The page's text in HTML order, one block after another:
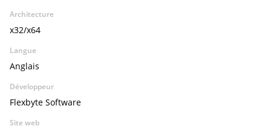
Architecture
x32/x64
Langue
Anglais
Développeur
Flexbyte Software
Site web